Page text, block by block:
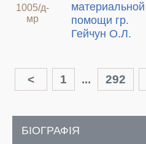
1005/д-
мр
материальной
помощи гр.
Гейчун О.Л.
< 1 ... 292
БІОГРАФІЯ